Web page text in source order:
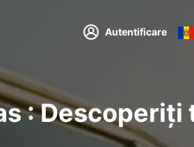
Autentificare
: Descoperiți